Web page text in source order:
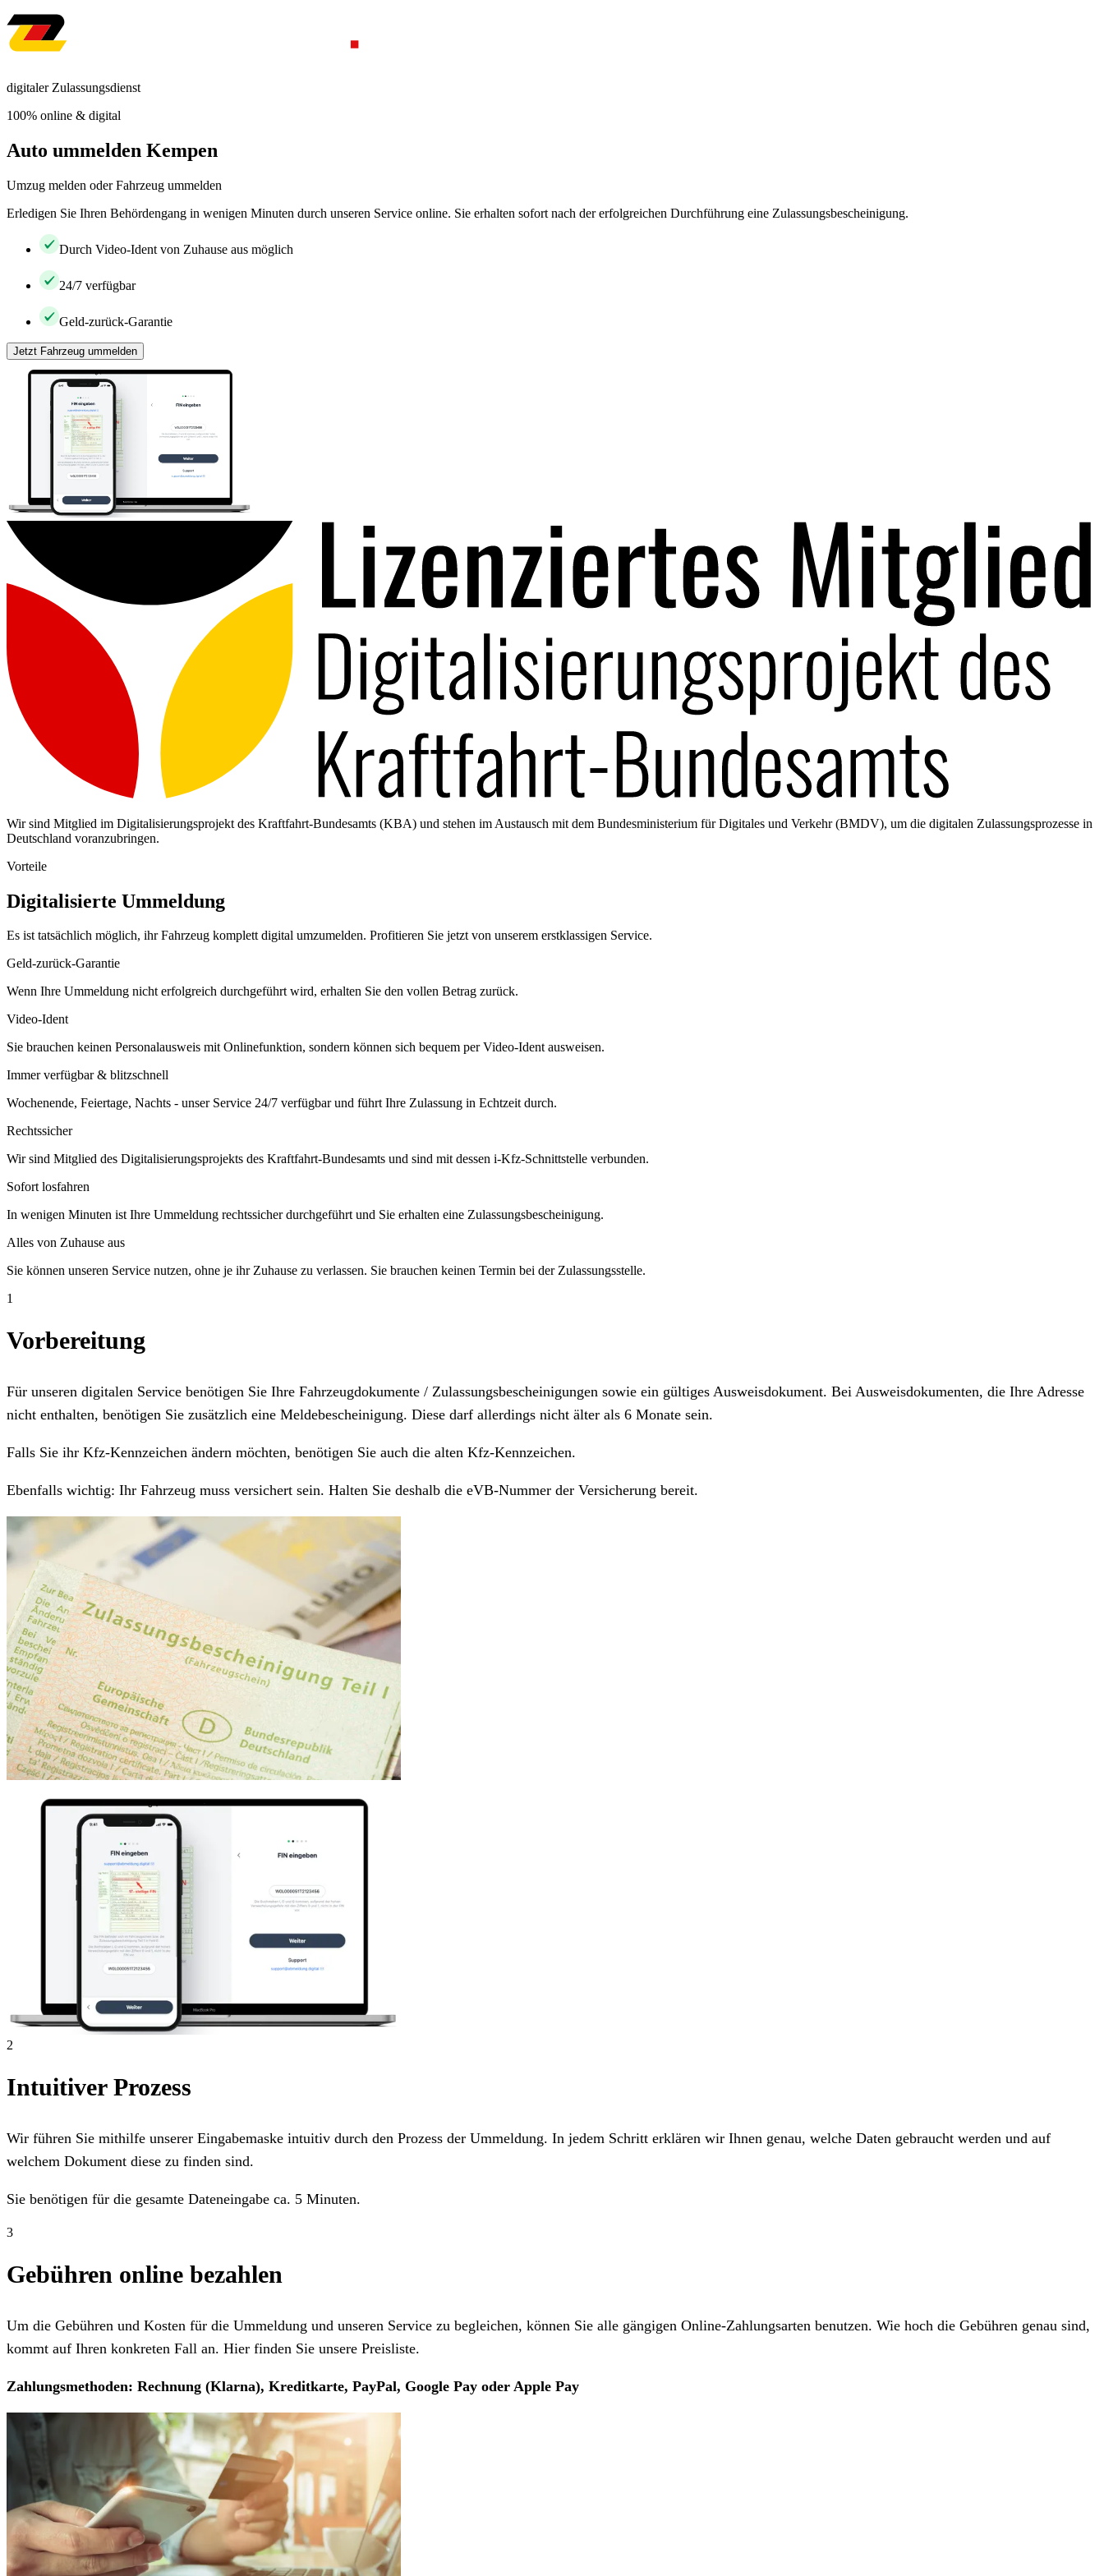
digitaler Zulassungsdienst
100% online & digital
Auto ummelden Kempen
Umzug melden oder Fahrzeug ummelden
Erledigen Sie Ihren Behördengang in wenigen Minuten durch unseren Service online. Sie erhalten sofort nach der erfolgreichen Durchführung eine Zulassungsbescheinigung.
Durch Video-Ident von Zuhause aus möglich
24/7 verfügbar
Geld-zurück-Garantie
Jetzt Fahrzeug ummelden
Wir sind Mitglied im Digitalisierungsprojekt des Kraftfahrt-Bundesamts (KBA) und stehen im Austausch mit dem Bundesministerium für Digitales und Verkehr (BMDV), um die digitalen Zulassungsprozesse in
Deutschland voranzubringen.
Vorteile
Digitalisierte Ummeldung
Es ist tatsächlich möglich, ihr Fahrzeug komplett digital umzumelden. Profitieren Sie jetzt von unserem erstklassigen Service.
Geld-zurück-Garantie
Wenn Ihre Ummeldung nicht erfolgreich durchgeführt wird, erhalten Sie den vollen Betrag zurück.
Video-Ident
Sie brauchen keinen Personalausweis mit Onlinefunktion, sondern können sich bequem per Video-Ident ausweisen.
Immer verfügbar & blitzschnell
Wochenende, Feiertage, Nachts - unser Service 24/7 verfügbar und führt Ihre Zulassung in Echtzeit durch.
Rechtssicher
Wir sind Mitglied des Digitalisierungsprojekts des Kraftfahrt-Bundesamts und sind mit dessen i-Kfz-Schnittstelle verbunden.
Sofort losfahren
In wenigen Minuten ist Ihre Ummeldung rechtssicher durchgeführt und Sie erhalten eine Zulassungsbescheinigung.
Alles von Zuhause aus
Sie können unseren Service nutzen, ohne je ihr Zuhause zu verlassen. Sie brauchen keinen Termin bei der Zulassungsstelle.
1
Vorbereitung
Für unseren digitalen Service benötigen Sie Ihre Fahrzeugdokumente / Zulassungsbescheinigungen sowie ein gültiges Ausweisdokument. Bei Ausweisdokumenten, die Ihre Adresse
nicht enthalten, benötigen Sie zusätzlich eine Meldebescheinigung. Diese darf allerdings nicht älter als 6 Monate sein.
Falls Sie ihr Kfz-Kennzeichen ändern möchten, benötigen Sie auch die alten Kfz-Kennzeichen.
Ebenfalls wichtig: Ihr Fahrzeug muss versichert sein. Halten Sie deshalb die eVB-Nummer der Versicherung bereit.
2
Intuitiver Prozess
Wir führen Sie mithilfe unserer Eingabemaske intuitiv durch den Prozess der Ummeldung. In jedem Schritt erklären wir Ihnen genau, welche Daten gebraucht werden und auf
welchem Dokument diese zu finden sind.
Sie benötigen für die gesamte Dateneingabe ca. 5 Minuten.
3
Gebühren online bezahlen
Um die Gebühren und Kosten für die Ummeldung und unseren Service zu begleichen, können Sie alle gängigen Online-Zahlungsarten benutzen. Wie hoch die Gebühren genau sind,
kommt auf Ihren konkreten Fall an. Hier finden Sie unsere Preisliste.
Zahlungsmethoden: Rechnung (Klarna), Kreditkarte, PayPal, Google Pay oder Apple Pay